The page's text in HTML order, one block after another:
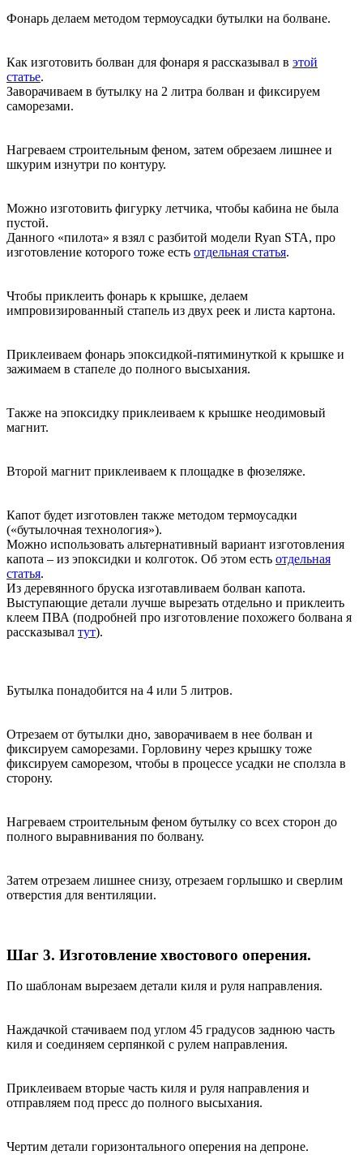
Фонарь делаем методом термоусадки бутылки на болване.
Как изготовить болван для фонаря я рассказывал в этой
статье.
Заворачиваем в бутылку на 2 литра болван и фиксируем
саморезами.
Нагреваем строительным феном, затем обрезаем лишнее и
шкурим изнутри по контуру.
Можно изготовить фигурку летчика, чтобы кабина не была
пустой.
Данного «пилота» я взял с разбитой модели Ryan STA, про
изготовление которого тоже есть отдельная статья.
Чтобы приклеить фонарь к крышке, делаем
импровизированный стапель из двух реек и листа картона.
Приклеиваем фонарь эпоксидкой-пятиминуткой к крышке и
зажимаем в стапеле до полного высыхания.
Также на эпоксидку приклеиваем к крышке неодимовый
магнит.
Второй магнит приклеиваем к площадке в фюзеляже.
Капот будет изготовлен также методом термоусадки
(«бутылочная технология»).
Можно использовать альтернативный вариант изготовления
капота – из эпоксидки и колготок. Об этом есть отдельная
статья.
Из деревянного бруска изготавливаем болван капота.
Выступающие детали лучше вырезать отдельно и приклеить
клеем ПВА (подробней про изготовление похожего болвана я
рассказывал тут).
Бутылка понадобится на 4 или 5 литров.
Отрезаем от бутылки дно, заворачиваем в нее болван и
фиксируем саморезами. Горловину через крышку тоже
фиксируем саморезом, чтобы в процессе усадки не сползла в
сторону.
Нагреваем строительным феном бутылку со всех сторон до
полного выравнивания по болвану.
Затем отрезаем лишнее снизу, отрезаем горлышко и сверлим
отверстия для вентиляции.
Шаг 3. Изготовление хвостового оперения.
По шаблонам вырезаем детали киля и руля направления.
Наждачкой стачиваем под углом 45 градусов заднюю часть
киля и соединяем серпянкой с рулем направления.
Приклеиваем вторые часть киля и руля направления и
отправляем под пресс до полного высыхания.
Чертим детали горизонтального оперения на депроне.